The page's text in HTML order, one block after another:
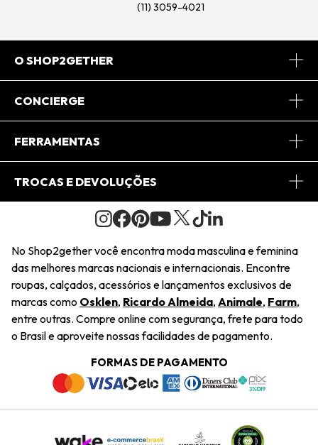
(11) 3059-4021
O SHOP2GETHER
Sobre Nós
Journal
Saiu na Mídia
Sustentabilidade
Navegando
Termos e Condições
Trabalhe Conosco
CONCIERGE
Central de Relacionamento
Regulamento e Promoções
FERRAMENTAS
Minha Conta
Pedido de Presente
Wishlist
TROCAS E DEVOLUÇÕES
Condições Gerais
Troca Fácil
Restituição de Pagamento
Dúvidas Frequentes
Termos e Condições
Política de Privacidade
No Shop2gether você encontra moda masculina e feminina
das melhores marcas nacionais e internacionais. Encontre
roupas, calçados, acessórios e lançamentos exclusivos de
marcas como Osklen, Ricardo Almeida, Animale, Farm,
entre outras. Compre online com segurança, frete para todo
o Brasil e aproveite nossas facilidades de pagamento.
FORMAS DE PAGAMENTO